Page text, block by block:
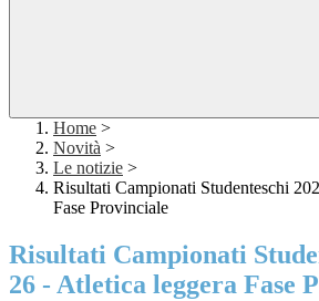
Home >
Novità >
Le notizie >
Risultati Campionati Studenteschi
Fase Provinciale
Risultati Campionati
26 - Atletica leggera Fase